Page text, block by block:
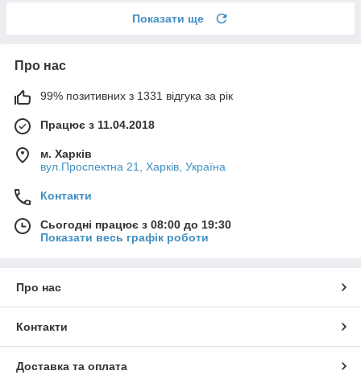
Показати ще
Про нас
99% позитивних з 1331 відгука за рік
Працює з 11.04.2018
м. Харків
вул.Проспектна 21, Харків, Україна
Контакти
Сьогодні працює з 08:00 до 19:30
Показати весь графік роботи
Про нас
Контакти
Доставка та оплата